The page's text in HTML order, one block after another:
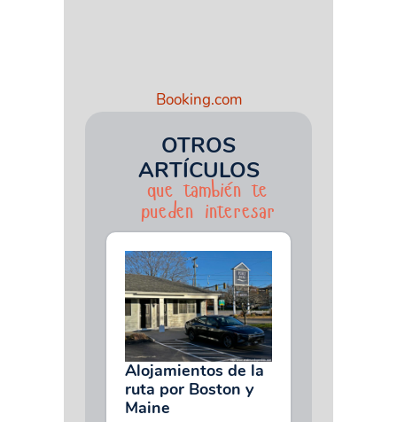
Booking.com
OTROS
ARTÍCULOS
que también te
pueden interesar
Alojamientos de la
ruta por Boston y
Maine